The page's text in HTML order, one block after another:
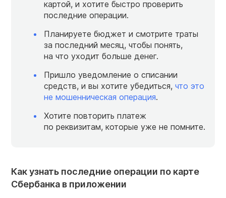
картой, и хотите быстро проверить
последние операции.
Планируете бюджет и смотрите траты
за последний месяц, чтобы понять,
на что уходит больше денег.
Пришло уведомление о списании
средств, и вы хотите убедиться, что это
не мошенническая операция.
Хотите повторить платеж
по реквизитам, которые уже не помните.
Как узнать последние операции по карте
Сбербанка в приложении